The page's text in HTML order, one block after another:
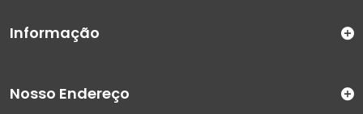
Informação
Nosso Endereço